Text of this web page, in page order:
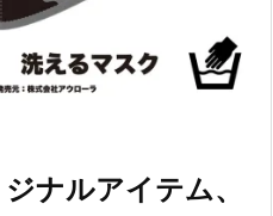
ナルアイテム、